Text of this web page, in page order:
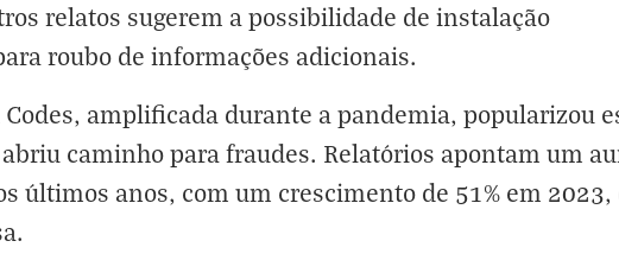
relatos sugerem a possibilidade de instalação
roubo de informações adicionais.
Codes, amplificada durante a pandemia, popularizou
caminho para fraudes. Relatórios apontam um
últimos anos, com um crescimento de 51% em